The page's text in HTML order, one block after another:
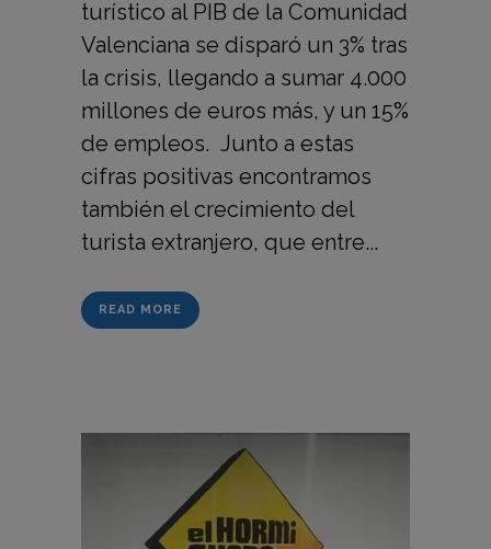
turístico al PIB de la Comunidad
Valenciana se disparó un 3% tras
la crisis, llegando a sumar 4.000
millones de euros más, y un 15%
de empleos. Junto a estas
cifras positivas encontramos
también el crecimiento del
turista extranjero, que entre...
READ MORE